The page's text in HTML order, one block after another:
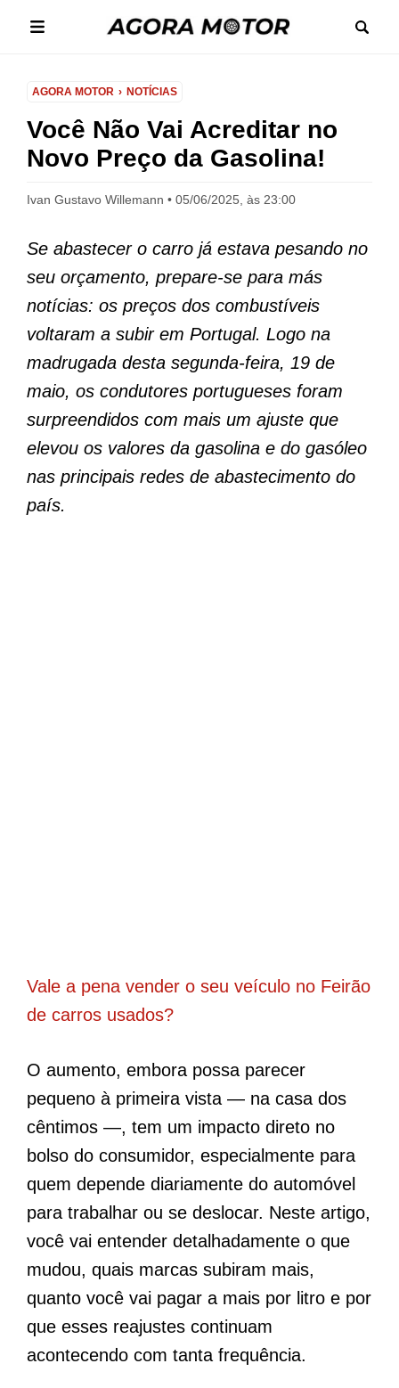
AGORA MOTOR NOTÍCIAS
Você Não Vai Acreditar no
Novo Preço da Gasolina!
Ivan Gustavo Willemann 05/06/2025, às 23:00
Se abastecer o carro já estava pesando no
seu orçamento, prepare-se para más
notícias: os preços dos combustíveis
voltaram a subir em Portugal. Logo na
madrugada desta segunda-feira, 19 de
maio, os condutores portugueses foram
surpreendidos com mais um ajuste que
elevou os valores da gasolina e do gasóleo
nas principais redes de abastecimento do
país.
Vale a pena vender o seu veículo no Feirão
de carros usados?
O aumento, embora possa parecer
pequeno à primeira vista — na casa dos
cêntimos —, tem um impacto direto no
bolso do consumidor, especialmente para
quem depende diariamente do automóvel
para trabalhar ou se deslocar. Neste artigo,
você vai entender detalhadamente o que
mudou, quais marcas subiram mais,
quanto você vai pagar a mais por litro e por
que esses reajustes continuam
acontecendo com tanta frequência.